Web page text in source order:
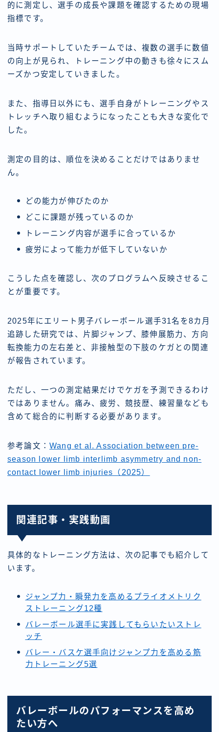
的に測定し、選手の成長や課題を確認するための現場
指標です。
当時サポートしていたチームでは、複数の選手に数値
の向上が見られ、トレーニング中の動きも徐々にスム
ーズかつ安定していきました。
また、指導日以外にも、選手自身がトレーニングやス
トレッチへ取り組むようになったことも大きな変化で
した。
測定の目的は、順位を決めることだけではありませ
ん。
どの能力が伸びたのか
どこに課題が残っているのか
トレーニング内容が選手に合っているか
疲労によって能力が低下していないか
こうした点を確認し、次のプログラムへ反映させるこ
とが重要です。
2025年にエリート男子バレーボール選手31名を8カ月
追跡した研究では、片脚ジャンプ、膝伸展筋力、方向
転換能力の左右差と、非接触型の下肢のケガとの関連
が報告されています。
ただし、一つの測定結果だけでケガを予測できるわけ
ではありません。痛み、疲労、競技歴、練習量なども
含めて総合的に判断する必要があります。
参考論文： Wang et al. Association between pre-
season lower limb interlimb asymmetry and non-
contact lower limb injuries（2025）
関連記事・実践動画
具体的なトレーニング方法は、次の記事でも紹介して
います。
ジャンプ力・瞬発力を高めるプライオメトリク
ストレーニング12種
バレーボール選手に実践してもらいたいストレ
ッチ
バレー・バスケ選手向けジャンプ力を高める筋
力トレーニング5選
バレーボールのパフォーマンスを高め
たい方へ